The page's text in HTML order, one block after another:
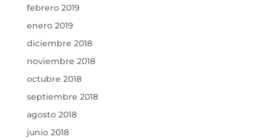
febrero 2019
enero 2019
diciembre 2018
noviembre 2018
octubre 2018
septiembre 2018
agosto 2018
junio 2018